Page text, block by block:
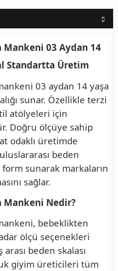
03 Aydan 14
Standartta Üretim
03 aydan 14 yaşa
sunar. Özellikle terzi
atölyeleri için
Doğru ölçüye sahip
odaklı üretimde
beden
sunarak markaların
sağlar.
Mankeni Nedir?
bebeklikten
ölçü seçenekleri
beden skalası
giyim üreticileri tüm